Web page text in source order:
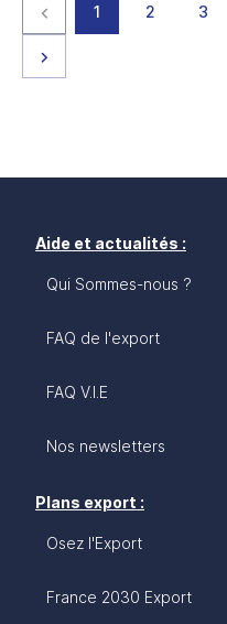
Page précédente
page
1 page
2 page
3
Aide et actualités :
Qui Sommes-nous ?
FAQ de l'export
FAQ V.I.E
Nos newsletters
Plans export :
Osez l'Export
France 2030 Export